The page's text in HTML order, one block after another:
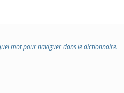
mot pour naviguer dans le dictionnaire.